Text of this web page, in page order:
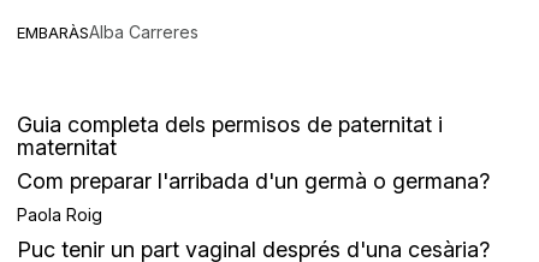
EMBARÀSAlba Carreres
Guia completa dels permisos de paternitat i
maternitat
Com preparar l'arribada d'un germà o germana?
Paola Roig
Puc tenir un part vaginal després d'una cesària?